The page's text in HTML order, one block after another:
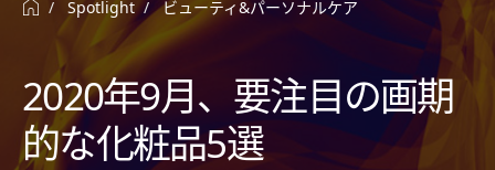
Spotlight ビューティ&パーソナルケア
2020年9月、要注目の画期
的な化粧品5選